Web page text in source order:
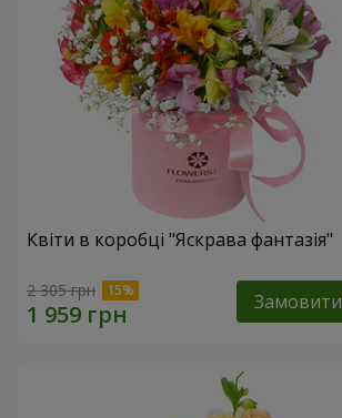
Квіти в коробці "Яскрава фантазія"
2 305 грн Замовити